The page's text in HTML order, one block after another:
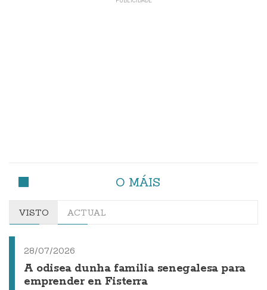
O MÁIS
VISTO ACTUAL
28/07/2026
A odisea dunha familia senegalesa para
emprender en Fisterra